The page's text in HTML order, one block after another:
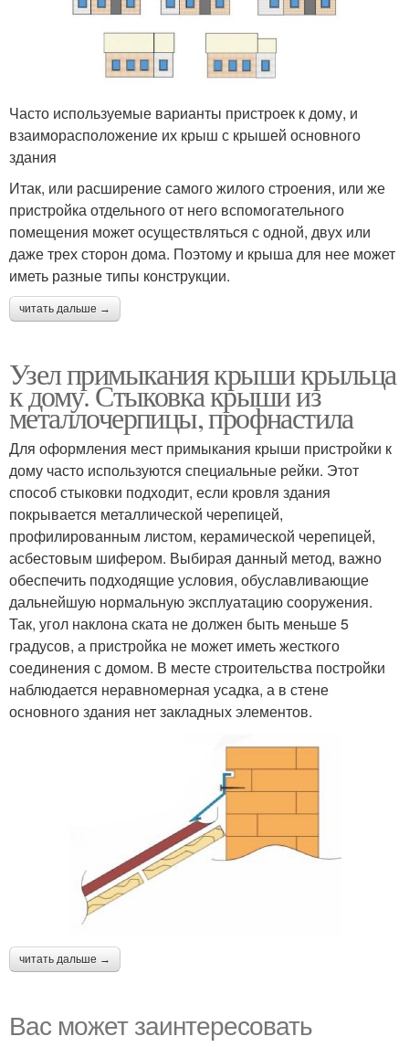
Часто используемые варианты пристроек к дому, и
взаиморасположение их крыш с крышей основного
здания
Итак, или расширение самого жилого строения, или же
пристройка отдельного от него вспомогательного
помещения может осуществляться с одной, двух или
даже трех сторон дома. Поэтому и крыша для нее может
иметь разные типы конструкции.
читать дальше →
Узел примыкания крыши крыльца
к дому. Стыковка крыши из
металлочерпицы, профнастила
Для оформления мест примыкания крыши пристройки к
дому часто используются специальные рейки. Этот
способ стыковки подходит, если кровля здания
покрывается металлической черепицей,
профилированным листом, керамической черепицей,
асбестовым шифером. Выбирая данный метод, важно
обеспечить подходящие условия, обуславливающие
дальнейшую нормальную эксплуатацию сооружения.
Так, угол наклона ската не должен быть меньше 5
градусов, а пристройка не может иметь жесткого
соединения с домом. В месте строительства постройки
наблюдается неравномерная усадка, а в стене
основного здания нет закладных элементов.
читать дальше →
Вас может заинтересовать